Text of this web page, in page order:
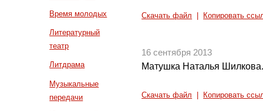
Время молодых
Литературный
театр
Литдрама
Музыкальные
передачи
Скачать файл Копировать
16 сентября 2013
Матушка Наталья
Скачать файл Копировать